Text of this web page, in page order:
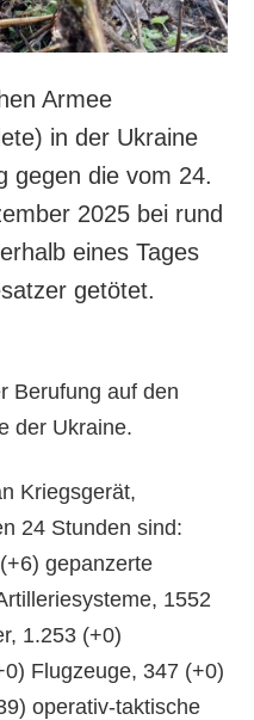
LEISTUNGEN
Abonnement
Fotobank
Armee
in der Ukraine
gegen die vom 24.
2025 bei rund
eines Tages
getötet.
Berufung auf den
der Ukraine.
Kriegsgerät,
24 Stunden sind:
gepanzerte
1552
1.253 (+0)
Flugzeuge, 347 (+0)
operativ-taktische